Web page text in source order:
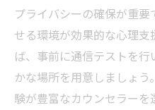
プライバシーの確保が重
せる環境が効果的な心理
ば、事前に通信テストを
かな場所を用意しましょ
験が豊富なカウンセラー